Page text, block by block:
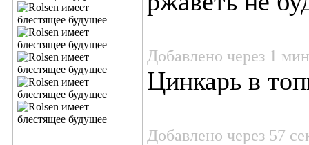
Добавлено через 1
Цинкарь в
Добавлено через 57